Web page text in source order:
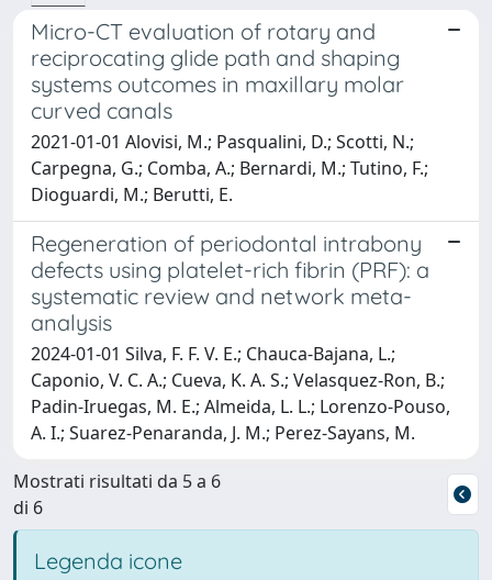
Micro-CT evaluation of rotary and
reciprocating glide path and shaping
systems outcomes in maxillary molar
curved canals
2021-01-01 Alovisi, M.; Pasqualini, D.; Scotti, N.;
Carpegna, G.; Comba, A.; Bernardi, M.; Tutino, F.;
Dioguardi, M.; Berutti, E.
Regeneration of periodontal intrabony
defects using platelet-rich fibrin (PRF): a
systematic review and network meta-
analysis
2024-01-01 Silva, F. F. V. E.; Chauca-Bajana, L.;
Caponio, V. C. A.; Cueva, K. A. S.; Velasquez-Ron, B.;
Padin-Iruegas, M. E.; Almeida, L. L.; Lorenzo-Pouso,
A. I.; Suarez-Penaranda, J. M.; Perez-Sayans, M.
Mostrati risultati da 5 a 6
di 6
Legenda icone